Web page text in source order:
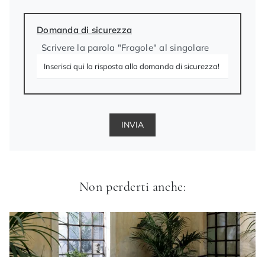
Domanda di sicurezza
Scrivere la parola "Fragole" al singolare
INVIA
Non perderti anche: